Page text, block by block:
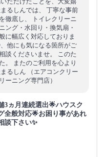
るしんでは、 丁寧な事前
徹底し、 トイレクリーニ
ング・水回り・換気扇・
に幅広く対応しておりま
他にも気になる箇所がご
談くださいませ。 このた
。 またのご利用を心より
るしん （エアコンクリー
ーニング専門店）
3ヵ月連続選出🌟ハウスク
全般対応🌟お困り事があれ
談下さい✨